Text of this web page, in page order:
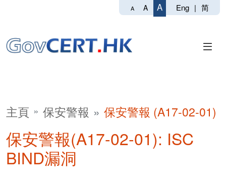
A A A Eng | 简
主頁 保安警報 保安警報 (A17-02-01)
保安警報(A17-02-01): ISC
BIND漏洞